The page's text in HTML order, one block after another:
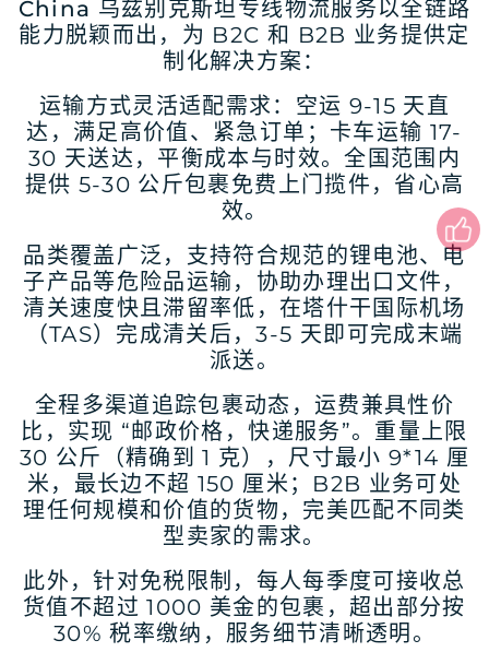
China 乌兹别克斯坦专线物流服务以全链路
能力脱颖而出，为 B2C 和 B2B 业务提供定
制化解决方案：
运输方式灵活适配需求：空运 9-15 天直
达，满足高价值、紧急订单；卡车运输 17-
30 天送达，平衡成本与时效。全国范围内
提供 5-30 公斤包裹免费上门揽件，省心高
效。
品类覆盖广泛，支持符合规范的锂电池、电
子产品等危险品运输，协助办理出口文件，
清关速度快且滞留率低，在塔什干国际机场
（TAS）完成清关后，3-5 天即可完成末端
派送。
全程多渠道追踪包裹动态，运费兼具性价
比，实现 “邮政价格，快递服务”。重量上限
30 公斤（精确到 1 克），尺寸最小 9*14 厘
米，最长边不超 150 厘米；B2B 业务可处
理任何规模和价值的货物，完美匹配不同类
型卖家的需求。
此外，针对免税限制，每人每季度可接收总
货值不超过 1000 美金的包裹，超出部分按
30% 税率缴纳，服务细节清晰透明。